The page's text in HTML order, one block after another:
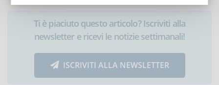
Ti è piaciuto questo articolo? Iscriviti alla
newsletter e ricevi le notizie settimanali!
ISCRIVITI ALLA NEWSLETTER